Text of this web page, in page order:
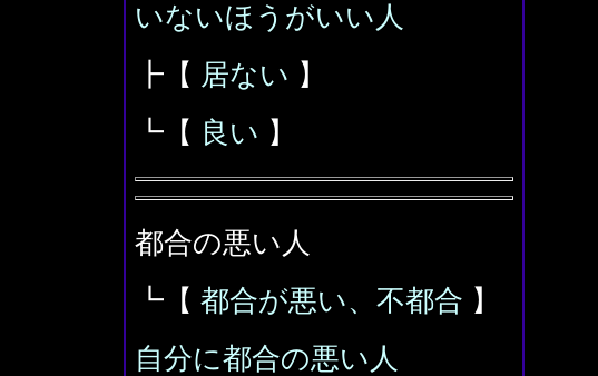
いないほうがいい人
┣【 居ない 】
┗【 良い 】
都合の悪い人
┗【 都合が悪い、不都合 】
自分に都合の悪い人